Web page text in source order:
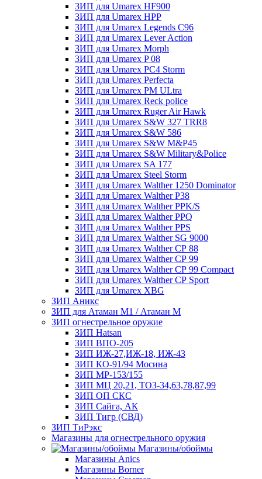
ЗИП для Umarex HF900
ЗИП для Umarex HPP
ЗИП для Umarex Legends C96
ЗИП для Umarex Lever Action
ЗИП для Umarex Morph
ЗИП для Umarex P 08
ЗИП для Umarex PC4 Storm
ЗИП для Umarex Perfecta
ЗИП для Umarex PM ULtra
ЗИП для Umarex Reck police
ЗИП для Umarex Ruger Air Hawk
ЗИП для Umarex S&W 327 TRR8
ЗИП для Umarex S&W 586
ЗИП для Umarex S&W M&P45
ЗИП для Umarex S&W Military&Police
ЗИП для Umarex SA 177
ЗИП для Umarex Steel Storm
ЗИП для Umarex Walther 1250 Dominator
ЗИП для Umarex Walther P38
ЗИП для Umarex Walther PPK/S
ЗИП для Umarex Walther PPQ
ЗИП для Umarex Walther PPS
ЗИП для Umarex Walther SG 9000
ЗИП для Umarex Walther СР 88
ЗИП для Umarex Walther СР 99
ЗИП для Umarex Walther СР 99 Compact
ЗИП для Umarex Walther СР Sport
ЗИП для Umarex XBG
ЗИП Аникс
ЗИП для Атаман М1 / Атаман М
ЗИП огнестрельное оружие
ЗИП Hatsan
ЗИП ВПО-205
ЗИП ИЖ-27,ИЖ-18, ИЖ-43
ЗИП КО-91/94 Мосина
ЗИП МР-153/155
ЗИП МЦ 20,21, ТОЗ-34,63,78,87,99
ЗИП ОП СКС
ЗИП Сайга, АК
ЗИП Тигр (СВД)
ЗИП ТиРэкс
Магазины для огнестрельного оружия
Магазины/обоймы
Магазины Anics
Магазины Borner